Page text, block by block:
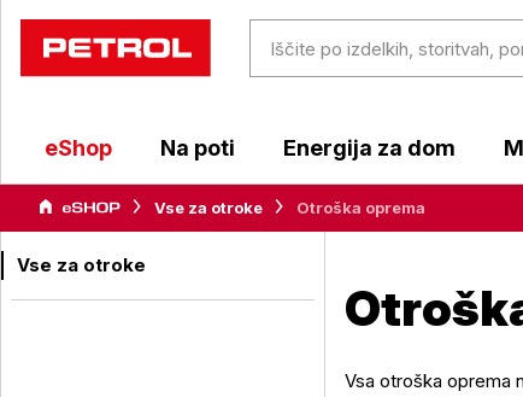
eShop Na poti Energija za dom
Vse za otroke Otroška oprema
Vse za otroke
Vsa otroška oprema